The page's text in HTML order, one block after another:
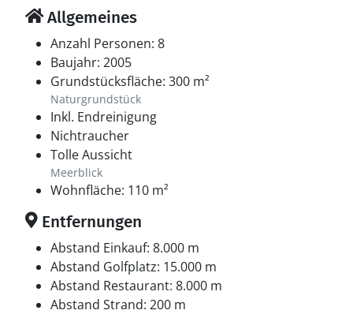
Allgemeines
Anzahl Personen: 8
Baujahr: 2005
Grundstücksfläche: 300 m²
Naturgrundstück
Inkl. Endreinigung
Nichtraucher
Tolle Aussicht
Meerblick
Wohnfläche: 110 m²
Entfernungen
Abstand Einkauf: 8.000 m
Abstand Golfplatz: 15.000 m
Abstand Restaurant: 8.000 m
Abstand Strand: 200 m